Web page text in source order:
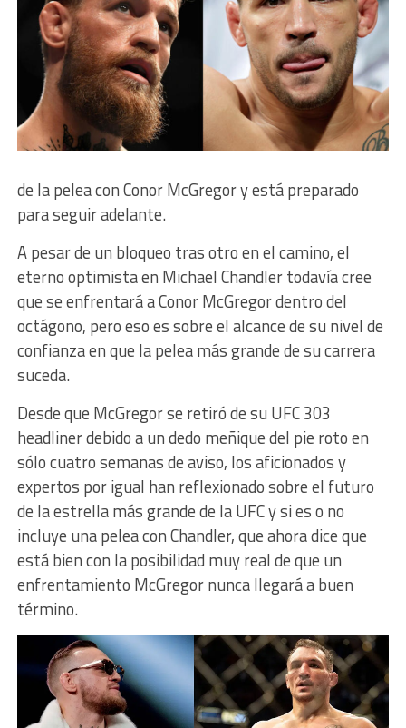
de la pelea con Conor McGregor y está preparado
para seguir adelante.
A pesar de un bloqueo tras otro en el camino, el
eterno optimista en Michael Chandler todavía cree
que se enfrentará a Conor McGregor dentro del
octágono, pero eso es sobre el alcance de su nivel de
confianza en que la pelea más grande de su carrera
suceda.
Desde que McGregor se retiró de su UFC 303
headliner debido a un dedo meñique del pie roto en
sólo cuatro semanas de aviso, los aficionados y
expertos por igual han reflexionado sobre el futuro
de la estrella más grande de la UFC y si es o no
incluye una pelea con Chandler, que ahora dice que
está bien con la posibilidad muy real de que un
enfrentamiento McGregor nunca llegará a buen
término.